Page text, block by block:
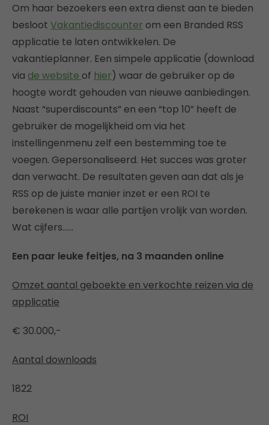
Om haar bezoekers een extra dienst aan te bieden
besloot Vakantiediscounter om een Branded RSS
applicatie te laten ontwikkelen. De
vakantieplanner. Een simpele applicatie (download
via de website of hier) waar de gebruiker op de
hoogte wordt gehouden van nieuwe aanbiedingen.
Naast “superdiscounts” en een “top 10” heeft de
gebruiker de mogelijkheid om via het
instellingenmenu zelf een bestemming toe te
voegen. Gepersonaliseerd. Het succes was groter
dan verwacht. De resultaten geven aan dat als je
RSS op de juiste manier inzet er een ROI te
berekenen is waar alle partijen vrolijk van worden.
Wat cijfers……
Een paar leuke feitjes, na 3 maanden online
Omzet aantal geboekte en verkochte reizen via de
applicatie
€ 30.000,-
Aantal downloads
1822
ROI